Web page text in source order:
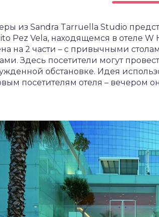
из Sandra Tarruella Studio
Pez Vela, находящемся в отеле
на 2 части – с привычными
Здесь посетители могут
обстановке. Идея
посетителям отеля – вечером